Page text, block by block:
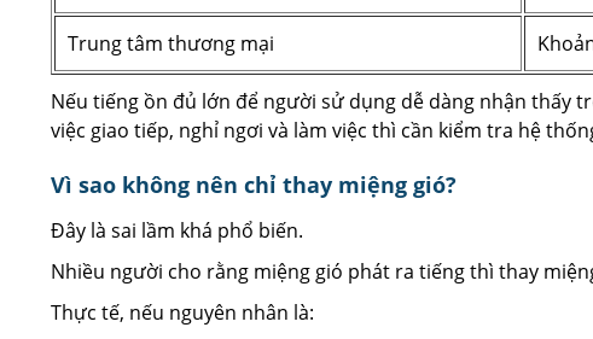
Trung tâm thương mại
Nếu tiếng ồn đủ lớn để người sử dụng dễ dàng nhận thấy
việc giao tiếp, nghỉ ngơi và làm việc thì cần kiểm tra hệ
Vì sao không nên chỉ thay miệng gió?
Đây là sai lầm khá phổ biến.
Nhiều người cho rằng miệng gió phát ra tiếng thì thay
Thực tế, nếu nguyên nhân là: